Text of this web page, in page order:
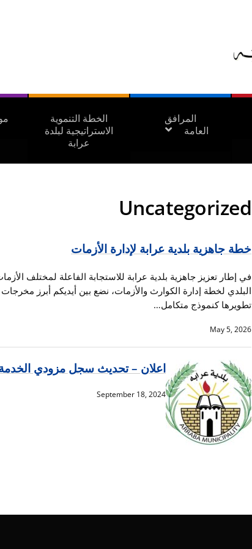
المرافق
العامة
الخطة التنموية
الاستراتيجية لبلدة
عرابة
Uncategorized
خطة جاهزية بلدية عرابة لإدارة الأزمات
في إطار تعزيز جاهزية بلدية عرابة للاستجابة الفاعلة لمختلف
البلدي لخطة إدارة الكوارث والأزمات، نضع بين أيديكم أبرز
تطويرها كنموذج متكامل…
May 5, 2026
اعلان – تحديث سجل مزودي
September 18, 2024